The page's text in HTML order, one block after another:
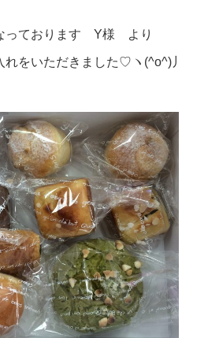
っております Y様 より
をいただきました♡ヽ(^o^)丿